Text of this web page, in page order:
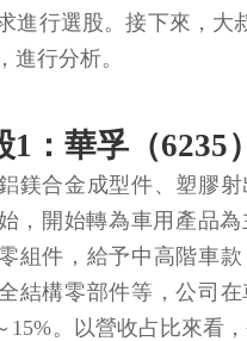
進行選股。接下來，大
進行分析。
：華孚（6235）
鎂合金成型件、塑膠射
，開始轉為車用產品
組件，給予中高階車
結構零部件等，公司
15%。以營收占比來看